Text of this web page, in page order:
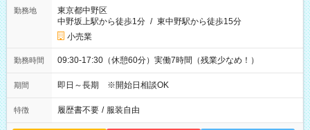
勤務地
東京都中野区
中野坂上駅から徒歩1分 / 東中野駅から徒歩15分
小売業
勤務時間 09:30-17:30（休憩60分）実働7時間（残業少なめ！）
期間 即日～長期 ※開始日相談OK
特徴 履歴書不要 / 服装自由